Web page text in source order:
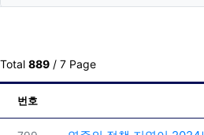
Total 889 / 7 Page
번호